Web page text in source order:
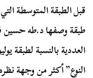
قبل الطبقة المتوسطة
طبقة وصفها د.طه حسين
العددية بالنسبة لطبقة
النوع” أكثر من وجهة